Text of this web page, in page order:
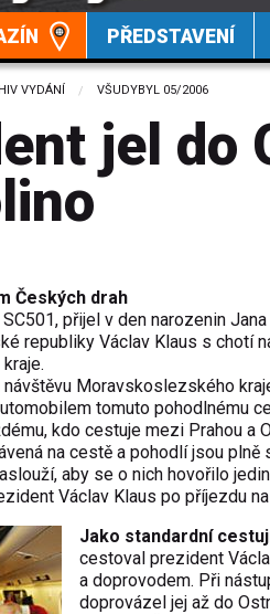
PŘEDSTAVENÍ
VYDÁNÍ VŠUDYBYL 05/2006
jel do
Českých drah
přijel v den narozenin
republiky Václav Klaus s chotí
návštěvu Moravskoslezského
tomuto pohodlnému
kdo cestuje mezi Prahou a
na cestě a pohodlí jsou
aby se o nich hovořilo
Václav Klaus po příjezdu
Jako standardní
cestoval prezident
a doprovodem. Při
doprovázel jej až do